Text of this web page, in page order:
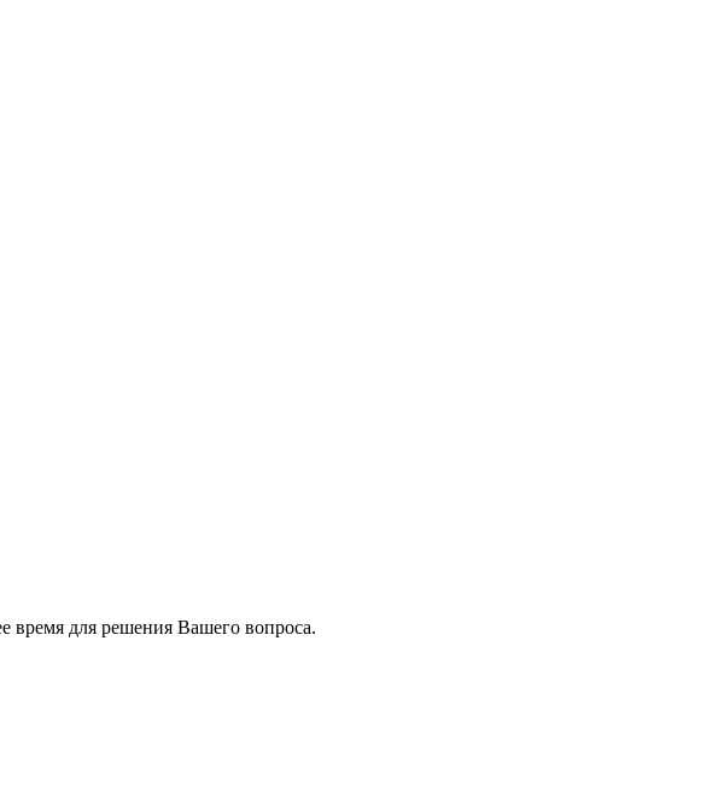
время для решения Вашего вопроса.